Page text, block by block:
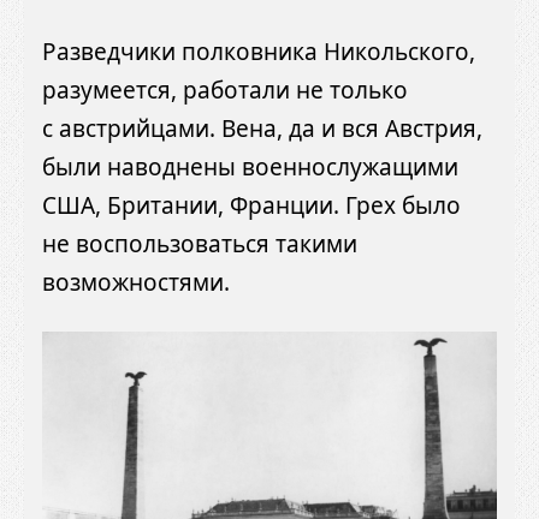
Разведчики полковника Никольского,
разумеется, работали не только
с австрийцами. Вена, да и вся Австрия,
были наводнены военнослужащими
США, Британии, Франции. Грех было
не воспользоваться такими
возможностями.